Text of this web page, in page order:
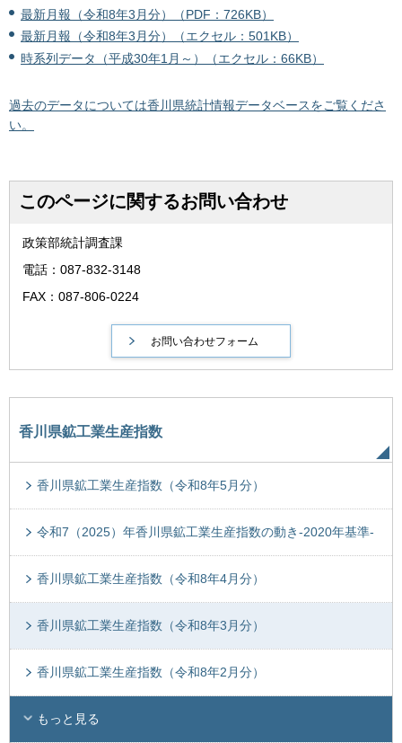
最新月報（令和8年3月分）（PDF：726KB）
最新月報（令和8年3月分）（エクセル：501KB）
時系列データ（平成30年1月～）（エクセル：66KB）
過去のデータについては香川県統計情報データベースをご覧くださ
い。
このページに関するお問い合わせ
政策部統計調査課
電話：087-832-3148
FAX：087-806-0224
香川県鉱工業生産指数
香川県鉱工業生産指数（令和8年5月分）
令和7（2025）年香川県鉱工業生産指数の動き-2020年基準-
香川県鉱工業生産指数（令和8年4月分）
香川県鉱工業生産指数（令和8年3月分）
香川県鉱工業生産指数（令和8年2月分）
もっと見る